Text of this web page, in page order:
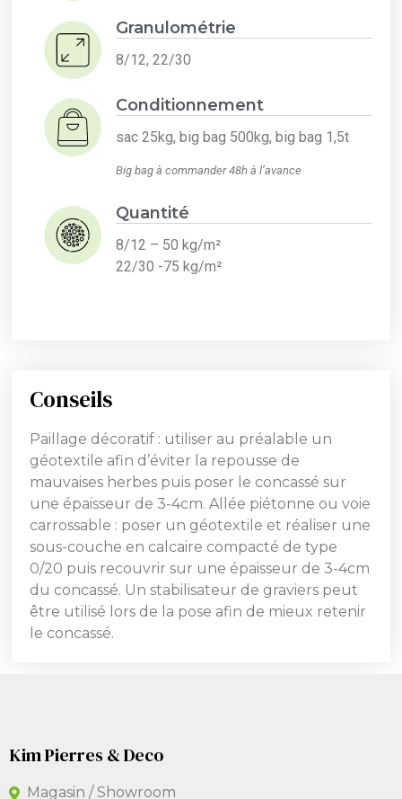
Granulométrie
8/12, 22/30
Conditionnement
sac 25kg, big bag 500kg, big bag 1,5t
Big bag à commander 48h à l’avance
Quantité
8/12 – 50 kg/m²
22/30 -75 kg/m²
Conseils
Paillage décoratif : utiliser au préalable un
géotextile afin d’éviter la repousse de
mauvaises herbes puis poser le concassé sur
une épaisseur de 3-4cm. Allée piétonne ou voie
carrossable : poser un géotextile et réaliser une
sous-couche en calcaire compacté de type
0/20 puis recouvrir sur une épaisseur de 3-4cm
du concassé. Un stabilisateur de graviers peut
être utilisé lors de la pose afin de mieux retenir
le concassé.
Kim Pierres & Deco
Magasin / Showroom